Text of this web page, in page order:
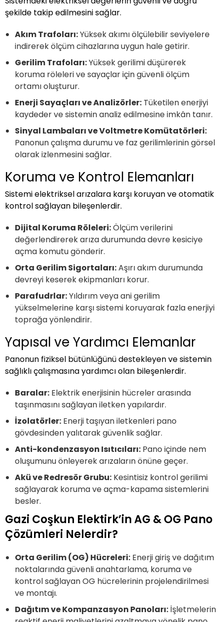
şekilde takip edilmesini sağlar.
Akım Trafoları:Yüksek akımı ölçülebilir seviyelere
indirerek ölçüm cihazlarına uygun hale getirir.
Gerilim Trafoları:Yüksek gerilimi düşürerek
koruma röleleri ve sayaçlar için güvenli ölçüm
ortamı oluşturur.
Enerji Sayaçları ve Analizörler: Tüketilen enerjiyi
kaydeder ve sistemin analiz edilmesine imkân tanır.
Sinyal Lambaları ve Voltmetre Komütatörleri:
Panonun çalışma durumu ve faz gerilimlerinin görsel
olarak izlenmesini sağlar.
Koruma ve Kontrol Elemanları
Sistemi elektriksel arızalara karşı koruyan ve otomatik
kontrol sağlayan bileşenlerdir.
Dijital Koruma Röleleri:Ölçüm verilerini
değerlendirerek arıza durumunda devre kesiciye
açma komutu gönderir.
Orta Gerilim Sigortaları:Aşırı akım durumunda
devreyi keserek ekipmanları korur.
Parafudrlar:Yıldırım veya ani gerilim
yükselmelerine karşı sistemi koruyarak fazla enerjiyi
toprağa yönlendirir.
Yapısal ve Yardımcı Elemanlar
Panonun fiziksel bütünlüğünü destekleyen ve sistemin
sağlıklı çalışmasına yardımcı olan bileşenlerdir.
Baralar: Elektrik enerjisinin hücreler arasında
taşınmasını sağlayan iletken yapılardır.
İzolatörler: Enerji taşıyan iletkenleri pano
gövdesinden yalıtarak güvenlik sağlar.
Anti-kondenzasyon Isıtıcıları: Pano içinde nem
oluşumunu önleyerek arızaların önüne geçer.
Akü ve Redresör Grubu: Kesintisiz kontrol gerilimi
sağlayarak koruma ve açma-kapama sistemlerini
besler.
Gazi Coşkun Elektirk’in AG & OG Pano
Çözümleri Nelerdir?
Orta Gerilim (OG) Hücreleri: Enerji giriş ve dağıtım
noktalarında güvenli anahtarlama, koruma ve
kontrol sağlayan OG hücrelerinin projelendirilmesi
ve montajı.
Dağıtım ve Kompanzasyon Panoları: İşletmelerin